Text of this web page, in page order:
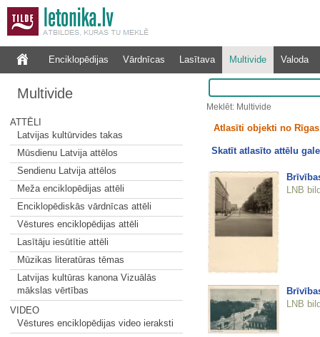
Enciklopēdijas Vārdnīcas Lasītava Multivide Valoda
Multivide
ATTĒLI
Latvijas kultūrvides takas
Mūsdienu Latvija attēlos
Sendienu Latvija attēlos
Meža enciklopēdijas attēli
Enciklopēdiskās vārdnīcas attēli
Vēstures enciklopēdijas attēli
Lasītāju iesūtītie attēli
Mūzikas literatūras tēmas
Latvijas kultūras kanona Vizuālās
mākslas vērtības
VIDEO
Vēstures enciklopēdijas video ieraksti
Meklēt: Multivide
Atlasīti objekti no
Skatīt atlasīto attēlu
LNB
LNB